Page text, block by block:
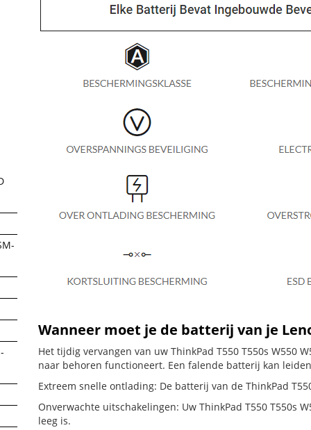
Wanneer moet je de batterij van je
Het tijdig vervangen van uw ThinkPad T550 T550s W550
naar behoren functioneert. Een falende batterij kan
Extreem snelle ontlading: De batterij van de ThinkPad
Onverwachte uitschakelingen: Uw ThinkPad T550 T550s
leeg is.